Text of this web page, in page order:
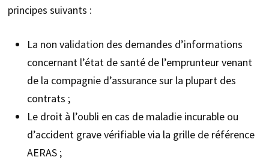
principes suivants :
La non validation des demandes d’informations
concernant l’état de santé de l’emprunteur venant
de la compagnie d’assurance sur la plupart des
contrats ;
Le droit à l’oubli en cas de maladie incurable ou
d’accident grave vérifiable via la grille de référence
AERAS ;